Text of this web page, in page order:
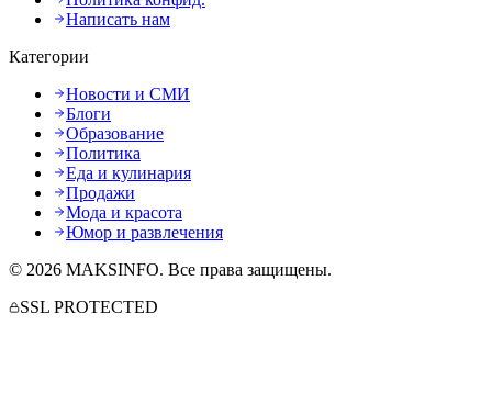
Написать нам
Категории
Новости и СМИ
Блоги
Образование
Политика
Еда и кулинария
Продажи
Мода и красота
Юмор и развлечения
© 2026 MAKSINFO. Все права защищены.
SSL PROTECTED